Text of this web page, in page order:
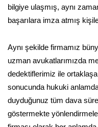
bilgiye ulaşmış, aynı
başarılara imza atmış
Aynı şekilde firmamız
uzman avukatlarımızda
dedektiflerimiz ile
sonucunda hukuki
duyduğunuz tüm dava
göstermekte